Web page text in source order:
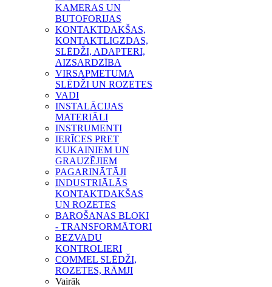
KAMERAS UN
BUTOFORIJAS
KONTAKTDAKŠAS,
KONTAKTLIGZDAS,
SLĒDŽI, ADAPTERI,
AIZSARDZĪBA
VIRSAPMETUMA
SLĒDŽI UN ROZETES
VADI
INSTALĀCIJAS
MATERIĀLI
INSTRUMENTI
IERĪCES PRET
KUKAIŅIEM UN
GRAUZĒJIEM
PAGARINĀTĀJI
INDUSTRIĀLĀS
KONTAKTDAKŠAS
UN ROZETES
BAROŠANAS BLOKI
- TRANSFORMĀTORI
BEZVADU
KONTROLIERI
COMMEL SLĒDŽI,
ROZETES, RĀMJI
Vairāk